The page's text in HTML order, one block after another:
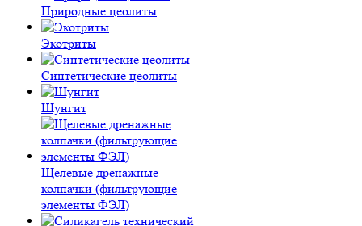
Природные цеолиты
Экотриты
Синтетические цеолиты
Шунгит
Щелевые дренажные
колпачки (фильтрующие
элементы ФЭЛ)